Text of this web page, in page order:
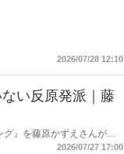
2026/07/28 12:10
い反原発派｜藤
グ』を藤原かずえさんがデ
2026/07/27 17:00